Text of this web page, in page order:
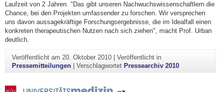
Laufzeit von 2 Jahren. "Das gibt unseren Nachwuchswissenschaftlern die
Chance, bei den Projekten umfassender zu forschen. Wir versprechen
uns davon aussagekräftige Forschungsergebnisse, die im Idealfall einen
konkreten therapeutischen Nutzen nach sich ziehen", macht Prof. Urban
deutlich.
Veröffentlicht am 20. Oktober 2010| Veröffentlicht in
Pressemitteilungen| Verschlagwortet Pressearchiv 2010